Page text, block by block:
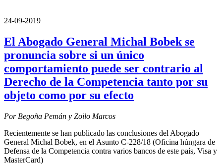
24-09-2019
El Abogado General Michal Bobek se
pronuncia sobre si un único
comportamiento puede ser contrario al
Derecho de la Competencia tanto por su
objeto como por su efecto
Por Begoña Pemán y Zoilo Marcos
Recientemente se han publicado las conclusiones del Abogado
General Michal Bobek, en el Asunto C-228/18 (Oficina húngara de
Defensa de la Competencia contra varios bancos de este país, Visa y
MasterCard)